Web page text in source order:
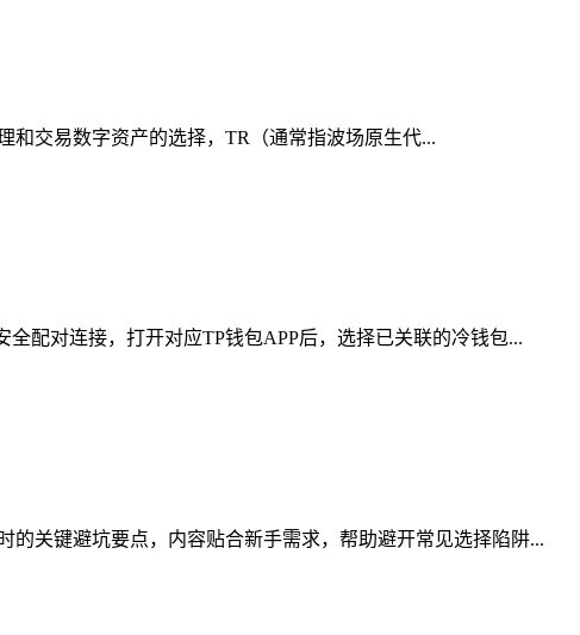
和交易数字资产的选择，TR（通常指波场原生代...
配对连接，打开对应TP钱包APP后，选择已关联的冷钱包...
关键避坑要点，内容贴合新手需求，帮助避开常见选择陷阱...